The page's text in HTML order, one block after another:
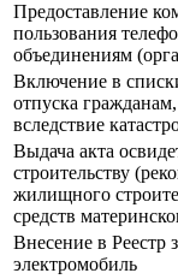
Предоставление
пользования
объединениям
Включение в
отпуска
вследствие
Выдача акта
строительству
жилищного
средств
Внесение в Реестр
электромобиль